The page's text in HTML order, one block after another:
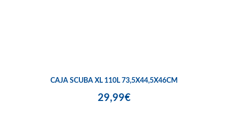
CAJA SCUBA XL 110L 73,5X44,5X46CM
29,99€